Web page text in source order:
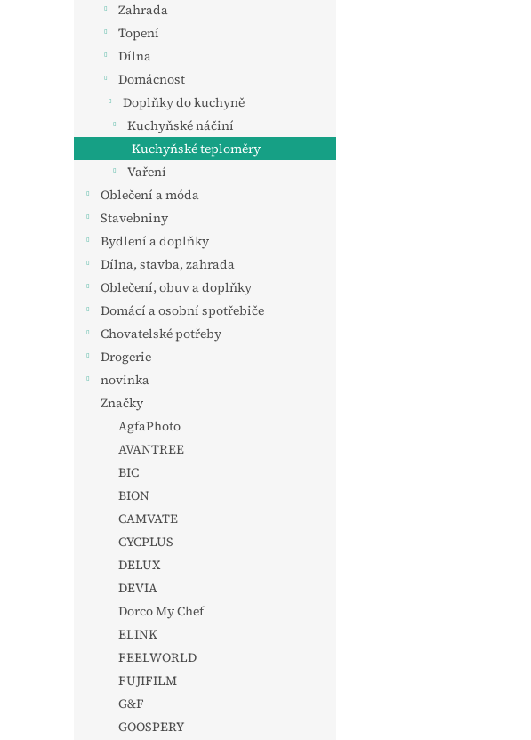
Zahrada
Topení
Dílna
Domácnost
Doplňky do kuchyně
Kuchyňské náčiní
Kuchyňské teploměry
Vaření
Oblečení a móda
Stavebniny
Bydlení a doplňky
Dílna, stavba, zahrada
Oblečení, obuv a doplňky
Domácí a osobní spotřebiče
Chovatelské potřeby
Drogerie
novinka
Značky
AgfaPhoto
AVANTREE
BIC
BION
CAMVATE
CYCPLUS
DELUX
DEVIA
Dorco My Chef
ELINK
FEELWORLD
FUJIFILM
G&F
GOOSPERY